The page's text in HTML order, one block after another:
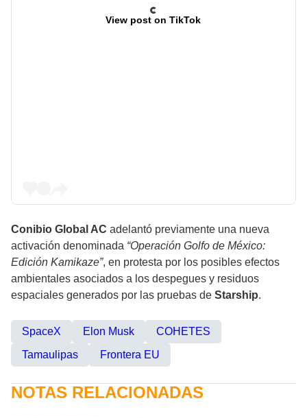
View post on TikTok
Conibio Global AC adelantó previamente una nueva
activación denominada “Operación Golfo de México:
Edición Kamikaze”, en protesta por los posibles efectos
ambientales asociados a los despegues y residuos
espaciales generados por las pruebas de Starship.
SpaceX Elon Musk
COHETES
Tamaulipas
Frontera EU
NOTAS RELACIONADAS